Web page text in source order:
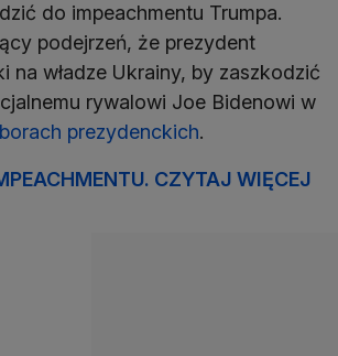
do impeachmentu Trumpa.
podejrzeń, że prezydent
na władze Ukrainy, by zaszkodzić
rywalowi Joe Bidenowi w
prezydenckich.
CZYTAJ WIĘCEJ